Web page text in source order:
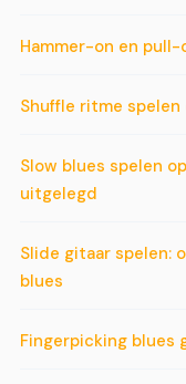
Hammer-on en
Shuffle ritme spelen
Slow blues spelen
uitgelegd
Slide gitaar spelen:
blues
Fingerpicking blues